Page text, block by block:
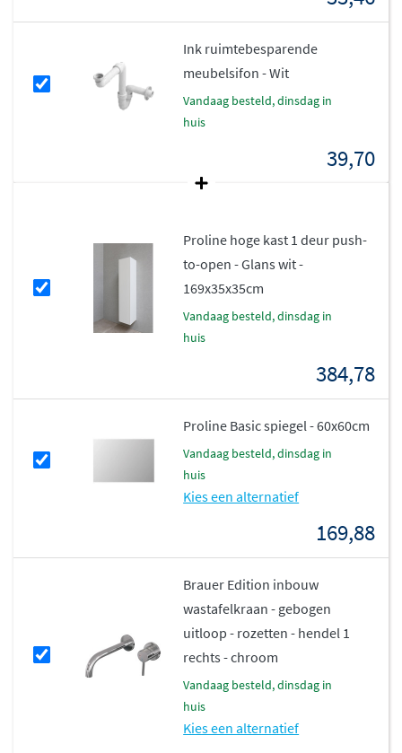
Ink ruimtebesparende
meubelsifon - Wit
vandaag besteld, dinsdag in
huis
39,70
Proline hoge kast 1 deur push-
to-open - Glans wit -
169x35x35cm
vandaag besteld, dinsdag in
huis
384,78
Proline Basic spiegel - 60x60cm
vandaag besteld, dinsdag in
huis
Kies een alternatief
169,88
Brauer Edition inbouw
wastafelkraan - gebogen
uitloop - rozetten - hendel 1
rechts - chroom
vandaag besteld, dinsdag in
huis
Kies een alternatief